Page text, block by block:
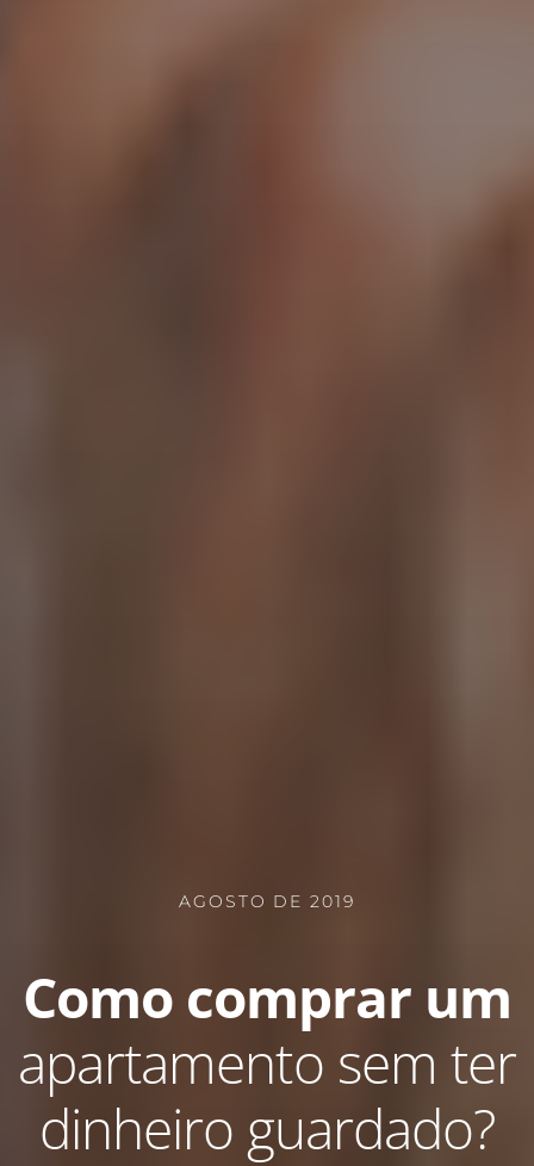
AGOSTO DE 2019
Como comprar um
apartamento sem ter
dinheiro guardado?